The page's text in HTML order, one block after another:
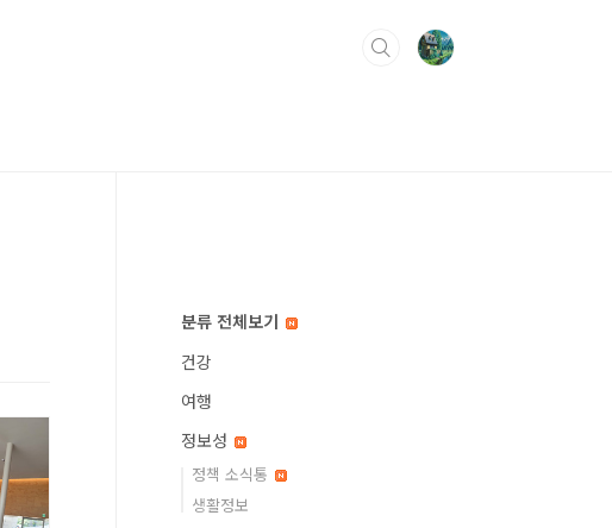
분류 전체보기
건강
여행
정보성
정책 소식통
생활정보